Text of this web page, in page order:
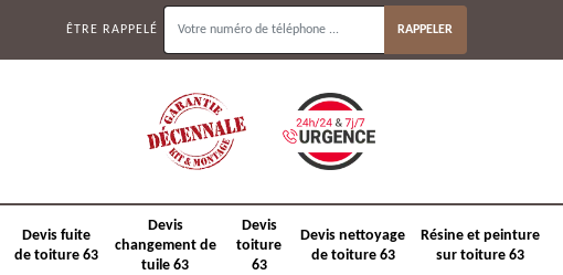
ÊTRE RAPPELÉ
Devis fuite
de toiture 63
Devis
changement de
tuile 63
Devis
toiture
63
Devis nettoyage
de toiture 63
Résine et peinture
sur toiture 63